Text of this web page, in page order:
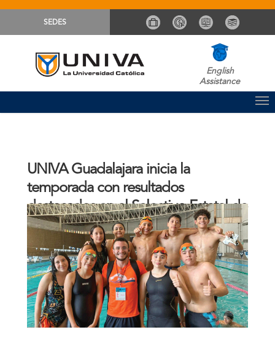
SEDES
English
Assistance
UNIVA Guadalajara inicia la
temporada con resultados
destacados en el Selectivo Estatal de
Natación 2026
ByComunicación Sistema UNIVA Noticias